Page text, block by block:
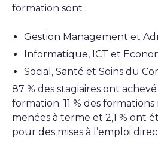
formation sont :
Gestion Management et
Informatique, ICT et
Social, Santé et Soins du
87 % des stagiaires ont
formation. 11 % des formations
menées à terme et 2,1 % ont
pour des mises à l’emploi